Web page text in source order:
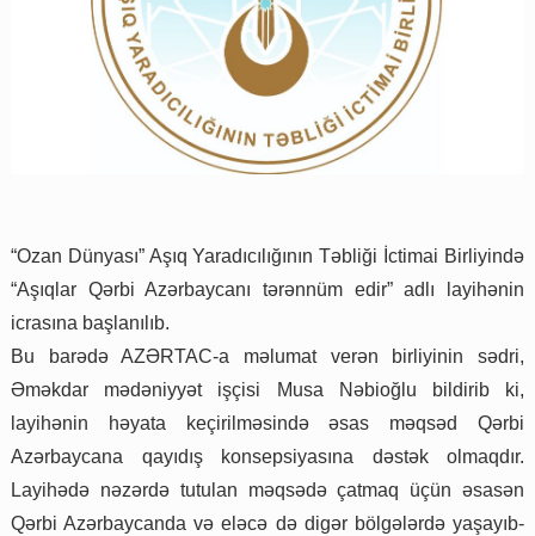
“Ozan Dünyası” Aşıq Yaradıcılığının Təbliği İctimai Birliyində
“Aşıqlar Qərbi Azərbaycanı tərənnüm edir” adlı layihənin
icrasına başlanılıb.
Bu barədə AZƏRTAC-a məlumat verən birliyinin sədri,
Əməkdar mədəniyyət işçisi Musa Nəbioğlu bildirib ki,
layihənin həyata keçirilməsində əsas məqsəd Qərbi
Azərbaycana qayıdış konsepsiyasına dəstək olmaqdır.
Layihədə nəzərdə tutulan məqsədə çatmaq üçün əsasən
Qərbi Azərbaycanda və eləcə də digər bölgələrdə yaşayıb-